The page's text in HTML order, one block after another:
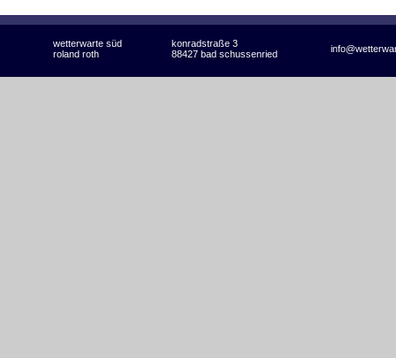
wetterwarte süd konradstraße 3
roland roth 88427 bad schussenried